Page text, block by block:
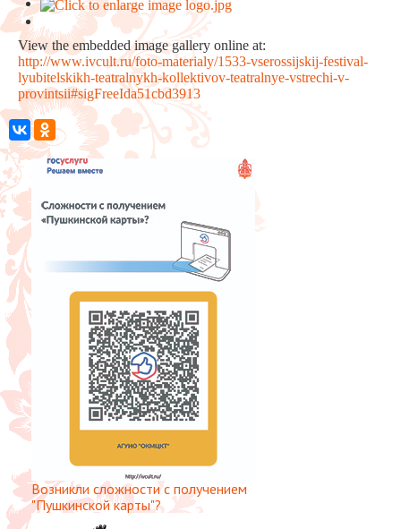
View the embedded image gallery online at:
http://www.ivcult.ru/foto-materialy/1533-vserossijskij-festival-
lyubitelskikh-teatralnykh-kollektivov-teatralnye-vstrechi-v-
provintsii#sigFreeIda51cbd3913
Возникли сложности с получением
"Пушкинской карты"?